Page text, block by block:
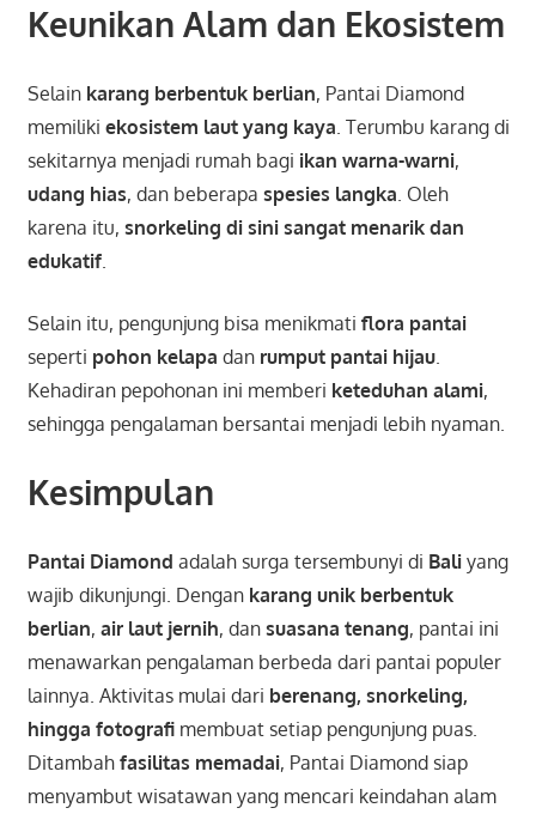
Keunikan Alam dan Ekosistem
Selain karang berbentuk berlian, Pantai Diamond
memiliki ekosistem laut yang kaya . Terumbu karang di
sekitarnya menjadi rumah bagi ikan warna-warni,
udang hias, dan beberapa spesies langka . Oleh
karena itu, snorkeling di sini sangat menarik dan
edukatif.
Selain itu, pengunjung bisa menikmati flora pantai
seperti pohon kelapa dan rumput pantai hijau.
Kehadiran pepohonan ini memberi keteduhan alami,
sehingga pengalaman bersantai menjadi lebih nyaman.
Kesimpulan
Pantai Diamond adalah surga tersembunyi di Baliyang
wajib dikunjungi. Dengan karang unik berbentuk
berlian, air laut jernih, dan suasana tenang, pantai ini
menawarkan pengalaman berbeda dari pantai populer
lainnya. Aktivitas mulai dari berenang, snorkeling,
hingga fotografimembuat setiap pengunjung puas.
Ditambah fasilitas memadai, Pantai Diamond siap
menyambut wisatawan yang mencari keindahan alam